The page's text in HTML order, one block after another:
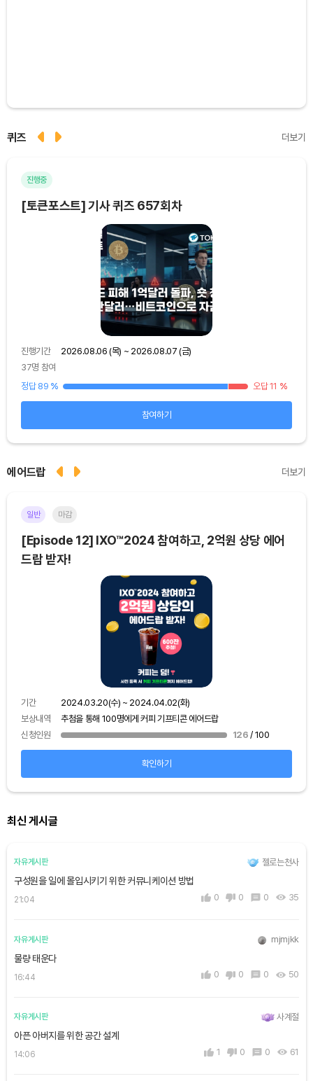
퀴즈 더보기
진행중
[토큰포스트] 기사 퀴즈 657회차
진행기간
2026.08.06 (목) ~ 2026.08.07 (금)
37명 참여
정답 89 % 오답 11 %
참여하기
에어드랍 더보기
일반 마감
[Episode 12] IXO™2024 참여하고, 2억원 상당 에어
드랍 받자!
기간
2024.03.20(수) ~ 2024.04.02(화)
보상내역
추첨을 통해 100명에게 커피 기프티콘 에어드랍
신청인원
126 / 100
확인하기
최신 게시글
자유게시판 젤로는천사
구성원을 일에 몰입시키기 위한 커뮤니케이션 방법
21:04 0 0 0 35
자유게시판 mjmjkk
물량 태운다
16:44 0 0 0 50
자유게시판 사계절
아픈 아버지를 위한 공간 설계
14:06 1 0 0 61